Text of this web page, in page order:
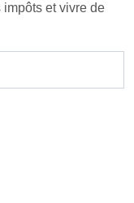
et vivre de